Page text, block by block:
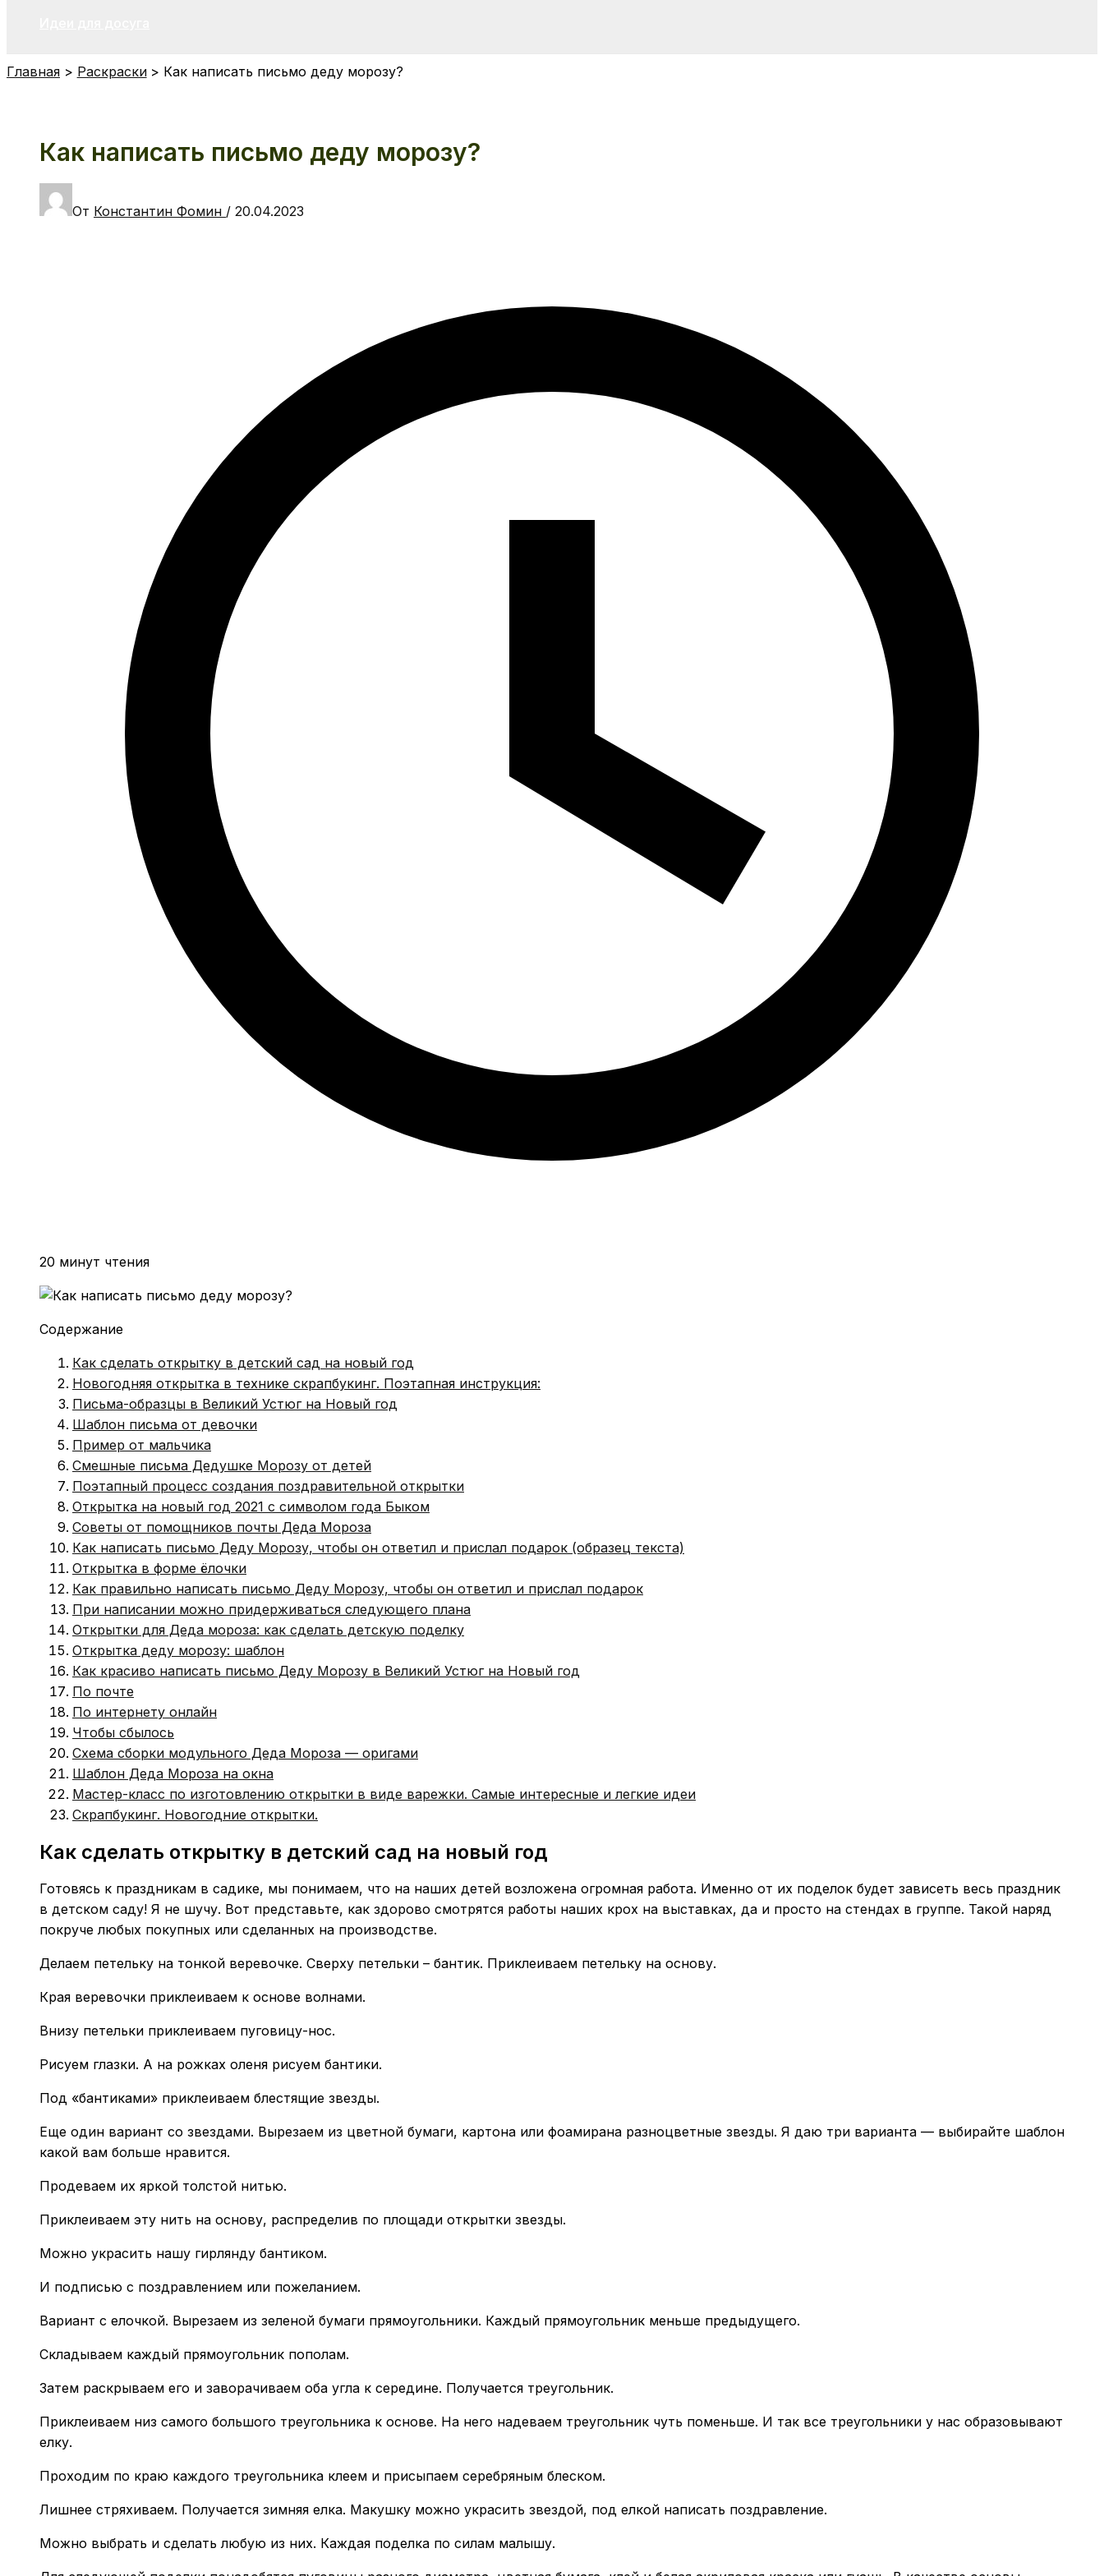
Главная Раскраски Как написать письмо деду морозу?
Как написать письмо деду морозу?
От Константин Фомин / 20.04.2023
20 минут чтения
Содержание
Как сделать открытку в детский сад на новый год
Новогодняя открытка в технике скрапбукинг. Поэтапная инструкция:
Письма-образцы в Великий Устюг на Новый год
Шаблон письма от девочки
Пример от мальчика
Смешные письма Дедушке Морозу от детей
Поэтапный процесс создания поздравительной открытки
Открытка на новый год 2021 с символом года Быком
Советы от помощников почты Деда Мороза
Как написать письмо Деду Морозу, чтобы он ответил и прислал подарок (образец текста)
Открытка в форме ёлочки
Как правильно написать письмо Деду Морозу, чтобы он ответил и прислал подарок
При написании можно придерживаться следующего плана
Открытки для Деда мороза: как сделать детскую поделку
Открытка деду морозу: шаблон
Как красиво написать письмо Деду Морозу в Великий Устюг на Новый год
По почте
По интернету онлайн
Чтобы сбылось
Схема сборки модульного Деда Мороза — оригами
Шаблон Деда Мороза на окна
Мастер-класс по изготовлению открытки в виде варежки. Самые интересные и легкие идеи
Скрапбукинг. Новогодние открытки.
Как сделать открытку в детский сад на новый год
Готовясь к праздникам в садике, мы понимаем, что на наших детей возложена огромная работа. Именно от их поделок будет зависеть весь праздник
в детском саду! Я не шучу. Вот представьте, как здорово смотрятся работы наших крох на выставках, да и просто на стендах в группе. Такой наряд
покруче любых покупных или сделанных на производстве.
Делаем петельку на тонкой веревочке. Сверху петельки – бантик. Приклеиваем петельку на основу.
Края веревочки приклеиваем к основе волнами.
Внизу петельки приклеиваем пуговицу-нос.
Рисуем глазки. А на рожках оленя рисуем бантики.
Под «бантиками» приклеиваем блестящие звезды.
Еще один вариант со звездами. Вырезаем из цветной бумаги, картона или фоамирана разноцветные звезды. Я даю три варианта — выбирайте шаблон
какой вам больше нравится.
Продеваем их яркой толстой нитью.
Приклеиваем эту нить на основу, распределив по площади открытки звезды.
Можно украсить нашу гирлянду бантиком.
И подписью с поздравлением или пожеланием.
Вариант с елочкой. Вырезаем из зеленой бумаги прямоугольники. Каждый прямоугольник меньше предыдущего.
Складываем каждый прямоугольник пополам.
Затем раскрываем его и заворачиваем оба угла к середине. Получается треугольник.
Приклеиваем низ самого большого треугольника к основе. На него надеваем треугольник чуть поменьше. И так все треугольники у нас образовывают
елку.
Проходим по краю каждого треугольника клеем и присыпаем серебряным блеском.
Лишнее стряхиваем. Получается зимняя елка. Макушку можно украсить звездой, под елкой написать поздравление.
Можно выбрать и сделать любую из них. Каждая поделка по силам малышу.